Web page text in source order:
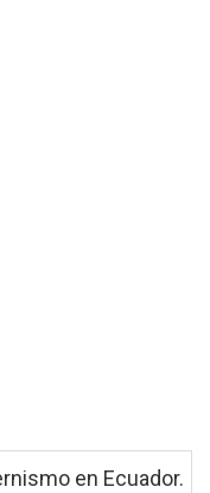
en Ecuador.